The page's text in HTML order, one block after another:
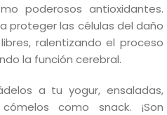
poderosos antioxidantes.
proteger las células del daño
ralentizando el proceso
la función cerebral.
a tu yogur, ensaladas,
como snack. ¡Son